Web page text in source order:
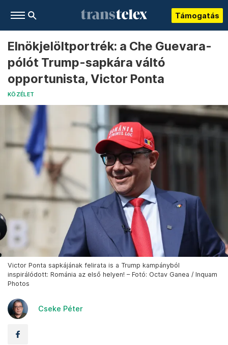
Támogatás
Elnökjelöltportrék: a Che Guevara-
pólót Trump-sapkára váltó
opportunista, Victor Ponta
KÖZÉLET
Victor Ponta sapkájának felirata is a Trump kampányból
inspirálódott: Románia az első helyen! – Fotó: Octav Ganea / Inquam
Photos
Cseke Péter